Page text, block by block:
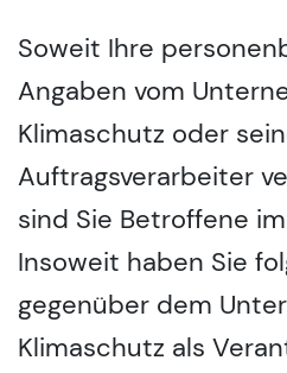
Soweit Ihre
Angaben vom
Klimaschutz oder
Auftragsverarbeiter
sind Sie Betroffene
Insoweit haben Sie
gegenüber dem
Klimaschutz als